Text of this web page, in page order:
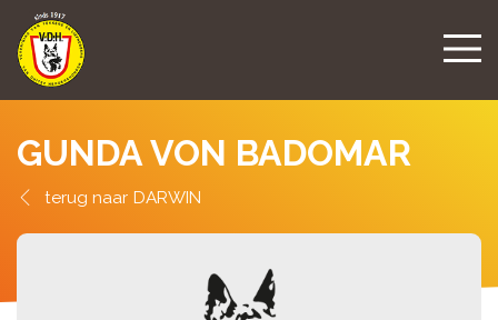
GUNDA VON BADOMAR
DARWIN